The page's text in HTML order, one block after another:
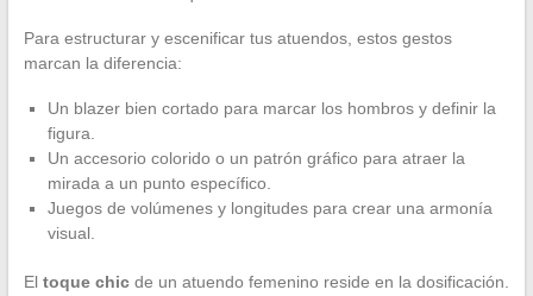
Para estructurar y escenificar tus atuendos, estos gestos
marcan la diferencia:
Un blazer bien cortado para marcar los hombros y definir la
figura.
Un accesorio colorido o un patrón gráfico para atraer la
mirada a un punto específico.
Juegos de volúmenes y longitudes para crear una armonía
visual.
El toque chicde un atuendo femenino reside en la dosificación.